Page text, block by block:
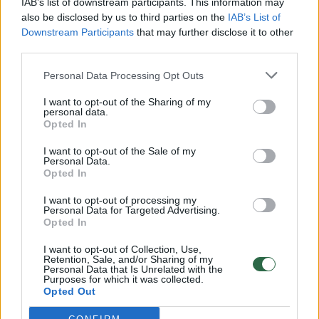
also be disclosed by us to third parties on the IAB’s List of
Downstream Participants that may further disclose it to other
Personal Data Processing Opt Outs
I want to opt-out of the Sharing of my
personal data.
Opted In
I want to opt-out of the Sale of my
Personal Data.
Opted In
I want to opt-out of processing my
Personal Data for Targeted Advertising.
Opted In
I want to opt-out of Collection, Use,
Retention, Sale, and/or Sharing of my
Personal Data that Is Unrelated with the
Purposes for which it was collected.
Opted Out
vaiko gyvybių išgelbėti nepavyko
Žinios | Lietuvos diena
00:00:57
Savaitės vidurys nusimato karštas: temperatūra kils iki
32 laipsnių šilumos
Žinios | Orai
Nufilmavo, kaip patvino Vilniaus Vakarinis aplinkkelis:
Žinios | Lietuvos diena
00:15:54
V. Zalužno pasisakymą laiko bandymu įsitvirtinti
Ukrainos politikoje: jis yra neteisus
Laidos | Nauja diena